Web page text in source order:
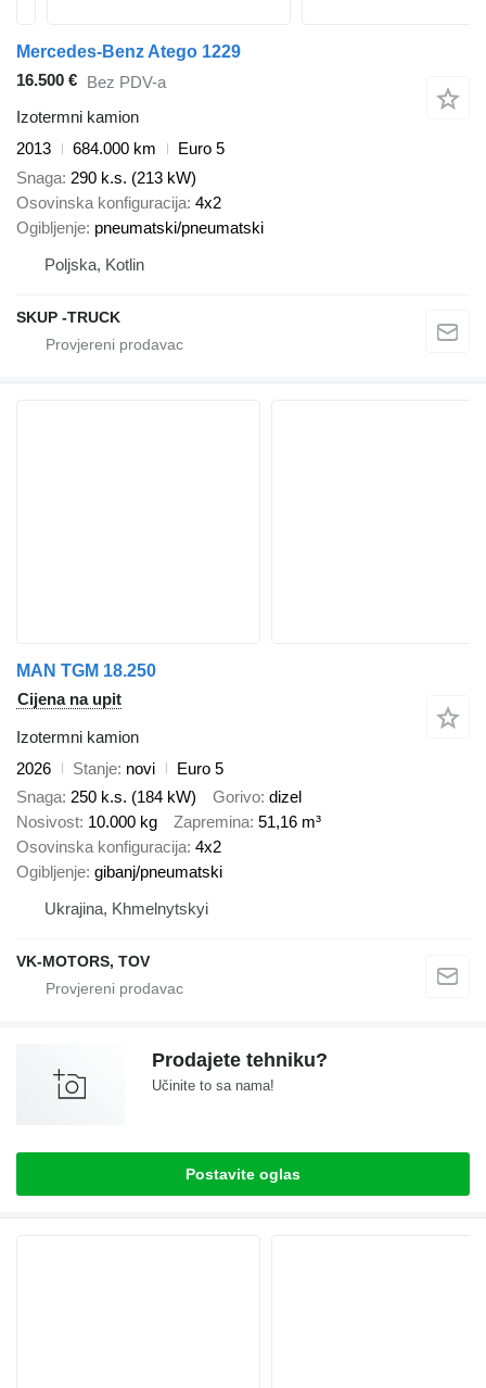
Mercedes-Benz Atego 1229
16.500 € Bez PDV-a
Izotermni kamion
2013
684.000 km
Euro 5
Snaga 290 k.s. (213 kW)
Osovinska konfiguracija 4x2
Ogibljenje pneumatski/pneumatski
Poljska, Kotlin
SKUP -TRUCK
MAN TGM 18.250
Cijena na upit
Izotermni kamion
2026
Stanje novi
Euro 5
Snaga 250 k.s. (184 kW) Gorivo dizel
Nosivost 10.000 kg Zapremina 51,16 m³
Osovinska konfiguracija 4x2
Ogibljenje gibanj/pneumatski
Ukrajina, Khmelnytskyi
VK-MOTORS, TOV
Prodajete tehniku?
Učinite to sa nama!
Postavite oglas